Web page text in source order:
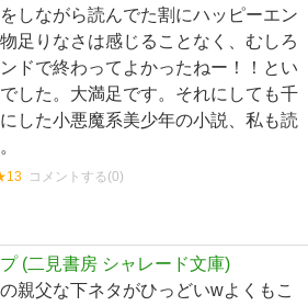
しながら読んでた割にハッピーエン
足りなさは感じることなく、むしろ
ドで終わってよかったねー！！とい
した。大満足です。それにしても千
した小悪魔系美少年の小説、私も読
コメントする(0)
(二見書房 シャレード文庫)
親父な下ネタがひっどいwよくもこ